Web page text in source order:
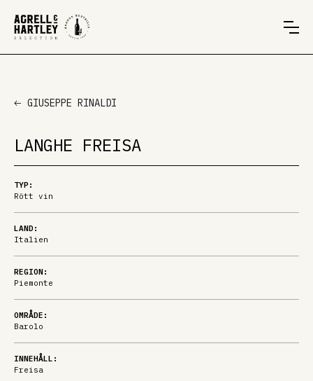
GIUSEPPE RINALDI
LANGHE FREISA
TYP:
Rött vin
LAND:
Italien
REGION:
Piemonte
OMRÅDE:
Barolo
INNEHÅLL:
Freisa